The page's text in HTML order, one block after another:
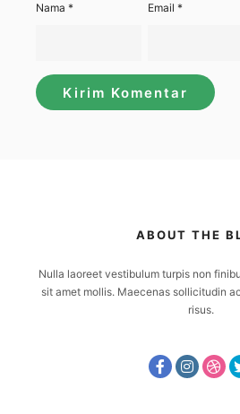
Nama * Email*
ABOUT THE
Nulla laoreet vestibulum turpis non
sit amet mollis. Maecenas sollicitudin
risus.